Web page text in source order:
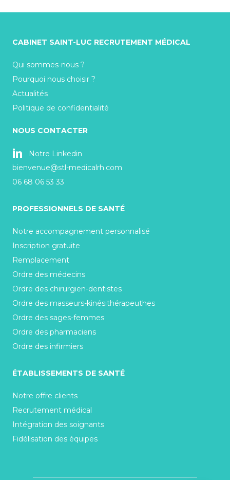
CABINET SAINT-LUC RECRUTEMENT MÉDICAL
Qui sommes-nous ?
Pourquoi nous choisir ?
Actualités
Politique de confidentialité
NOUS CONTACTER
Notre Linkedin
bienvenue@stl-medicalrh.com
06 68 06 53 33
PROFESSIONNELS DE SANTÉ
Notre accompagnement personnalisé
Inscription gratuite
Remplacement
Ordre des médecins
Ordre des chirurgien-dentistes
Ordre des masseurs-kinésithérapeuthes
Ordre des sages-femmes
Ordre des pharmaciens
Ordre des infirmiers
ÉTABLISSEMENTS DE SANTÉ
Notre offre clients
Recrutement médical
Intégration des soignants
Fidélisation des équipes